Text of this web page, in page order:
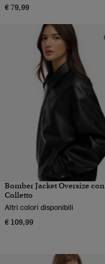
€ 79,99
Bomber Jacket Oversize con
Colletto
Altri colori disponibili
€ 109,99